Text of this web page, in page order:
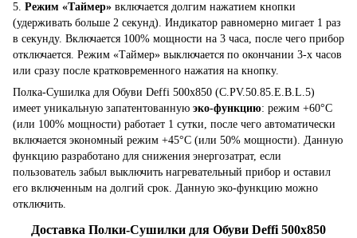
5. Режим «Таймер» включается долгим нажатием кнопки
(удерживать больше 2 секунд). Индикатор равномерно мигает 1 раз
в секунду. Включается 100% мощности на 3 часа, после чего прибор
отключается. Режим «Таймер» выключается по окончании 3-х часов
или сразу после кратковременного нажатия на кнопку.
Полка-Сушилка для Обуви Deffi 500x850 (C.PV.50.85.E.B.L.5)
имеет уникальную запатентованную эко-функцию: режим +60°C
(или 100% мощности) работает 1 сутки, после чего автоматически
включается экономный режим +45°C (или 50% мощности). Данную
функцию разработано для снижения энергозатрат, если
пользователь забыл выключить нагревательный прибор и оставил
его включенным на долгий срок. Данную эко-функцию можно
отключить.
Доставка Полки-Сушилки для Обуви Deffi 500x850